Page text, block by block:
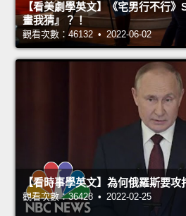
【看美劇學英文】《宅男行不行
畫我猜』？！
觀看次數：46132 • 2022-06-02
【看時事學英文】為何俄羅斯要攻
觀看次數：36428 • 2022-02-25